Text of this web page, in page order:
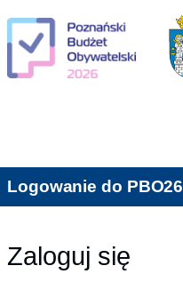
Logowanie do PBO26
Zaloguj się